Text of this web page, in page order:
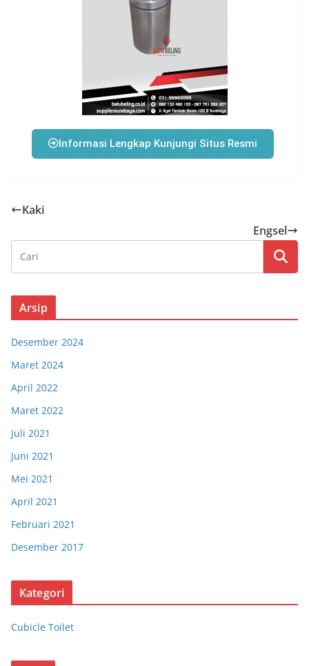
Informasi Lengkap Kunjungi Situs Resmi
Kaki
Engsel
Arsip
Desember 2024
Maret 2024
April 2022
Maret 2022
Juli 2021
Juni 2021
Mei 2021
April 2021
Februari 2021
Desember 2017
Kategori
Cubicle Toilet